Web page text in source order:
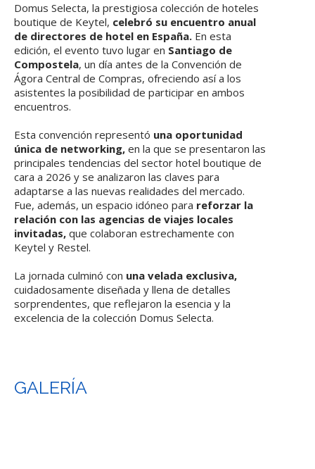
Domus Selecta, la prestigiosa colección de hoteles
boutique de Keytel, celebró su encuentro anual
de directores de hotel en España. En esta
edición, el evento tuvo lugar en Santiago de
Compostela, un día antes de la Convención de
Ágora Central de Compras, ofreciendo así a los
asistentes la posibilidad de participar en ambos
encuentros.
Esta convención representó una oportunidad
única de networking, en la que se presentaron las
principales tendencias del sector hotel boutique de
cara a 2026 y se analizaron las claves para
adaptarse a las nuevas realidades del mercado.
Fue, además, un espacio idóneo para reforzar la
relación con las agencias de viajes locales
invitadas, que colaboran estrechamente con
Keytel y Restel.
La jornada culminó con una velada exclusiva,
cuidadosamente diseñada y llena de detalles
sorprendentes, que reflejaron la esencia y la
excelencia de la colección Domus Selecta.
GALERÍA